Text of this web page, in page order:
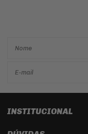
INSTITUCIONAL